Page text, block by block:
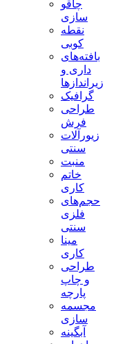
چاقو
سازی
نقطه
کوبی
بافته‌های
داری و
زیراندازها
گرافیک
طراحی
فرش
زیورآلات
سنتی
منبت
خاتم
کاری
حجم‌های
فلزی
سنتی
مینا
کاری
طراحی
و چاپ
پارچه
مجسمه
سازی
آبگینه